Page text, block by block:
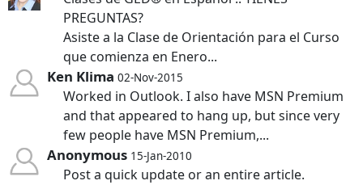
PREGUNTAS?
Asiste a la Clase de Orientación para el Curso
que comienza en Enero...
Ken Klima 02-Nov-2015
Worked in Outlook. I also have MSN Premium
and that appeared to hang up, but since very
few people have MSN Premium,...
Anonymous 15-Jan-2010
Post a quick update or an entire article.